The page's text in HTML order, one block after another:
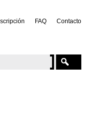
FAQ Contacto